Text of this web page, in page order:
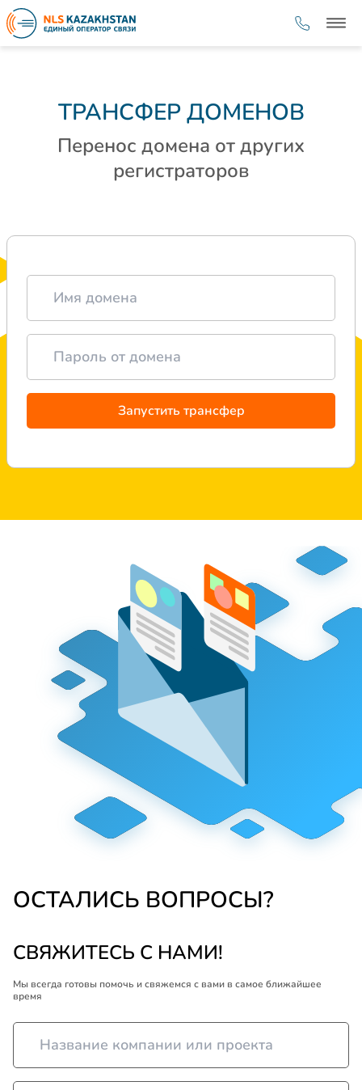
ТРАНСФЕР ДОМЕНОВ
Перенос домена от других
регистраторов
Запустить трансфер
ОСТАЛИСЬ ВОПРОСЫ?
СВЯЖИТЕСЬ С НАМИ!
Мы всегда готовы помочь и свяжемся с вами в самое ближайшее
время